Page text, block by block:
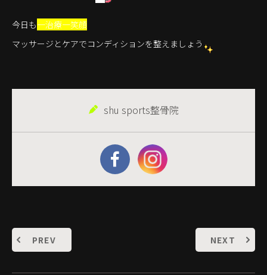
今日も一治療一笑顔
マッサージとケアでコンディションを整えましょう
shu sports整骨院
PREV NEXT